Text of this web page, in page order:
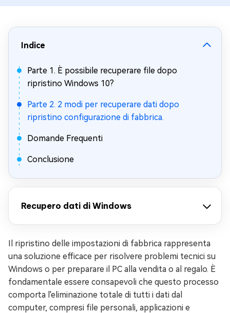
Indice
Parte 1. È possibile recuperare file dopo
ripristino Windows 10?
Parte 2. 2 modi per recuperare dati dopo
ripristino configurazione di fabbrica.
Domande Frequenti
Conclusione
Recupero dati di Windows
Il ripristino delle impostazioni di fabbrica rappresenta
una soluzione efficace per risolvere problemi tecnici su
Windows o per preparare il PC alla vendita o al regalo. È
fondamentale essere consapevoli che questo processo
comporta l'eliminazione totale di tutti i dati dal
computer, compresi file personali, applicazioni e